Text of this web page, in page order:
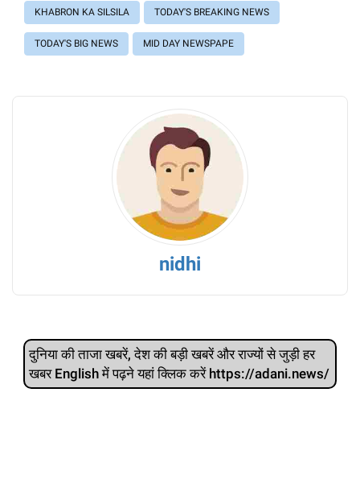
KHABRON KA SILSILA TODAY'S BREAKING NEWS
TODAY'S BIG NEWS MID DAY NEWSPAPE
nidhi
दुनिया की ताजा खबरें, देश की बड़ी खबरें और राज्‍यों से जुड़ी हर
खबर English में पढ़ने यहां क्लिक करें https://adani.news/